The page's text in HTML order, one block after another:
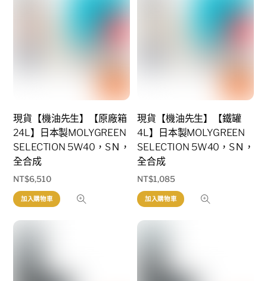
現貨【機油先生】【原廠箱
24L】日本製MOLYGREEN
SELECTION 5W40，SＮ，
全合成
NT$6,510
加入購物車
現貨【機油先生】【鐵罐
4L】日本製MOLYGREEN
SELECTION 5W40，SＮ，
全合成
NT$1,085
加入購物車